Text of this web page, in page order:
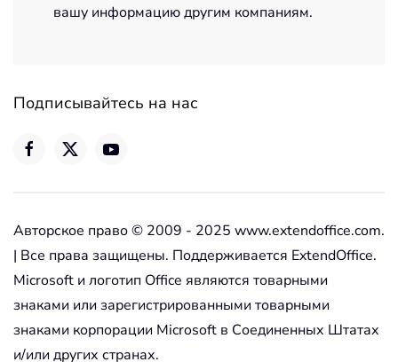
вашу информацию другим компаниям.
Подписывайтесь на нас
Авторское право © 2009 - 2025 www.extendoffice.com.
| Все права защищены. Поддерживается ExtendOffice.
Microsoft и логотип Office являются товарными
знаками или зарегистрированными товарными
знаками корпорации Microsoft в Соединенных Штатах
и/или других странах.